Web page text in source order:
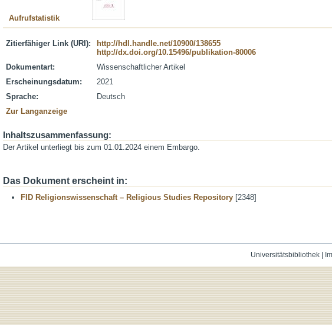
Aufrufstatistik
Zitierfähiger Link (URI):
http://hdl.handle.net/10900/138655
http://dx.doi.org/10.15496/publikation-80006
Dokumentart:
Wissenschaftlicher Artikel
Erscheinungsdatum:
2021
Sprache:
Deutsch
Zur Langanzeige
Inhaltszusammenfassung:
Der Artikel unterliegt bis zum 01.01.2024 einem Embargo.
Das Dokument erscheint in:
FID Religionswissenschaft – Religious Studies Repository [2348]
Universitätsbibliothek|